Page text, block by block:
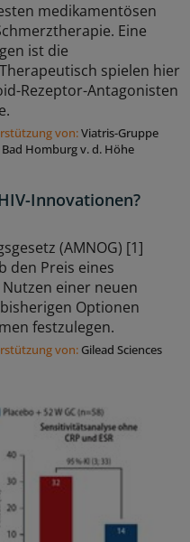
medikamentösen
Eine
ist die
spielen hier
Rezeptor-Antagonisten
von:Viatris-Gruppe
Homburg v. d. Höhe
Innovationen?
(AMNOG) [1]
den Preis eines
einer neuen
Optionen
festzulegen.
von: Gilead Sciences